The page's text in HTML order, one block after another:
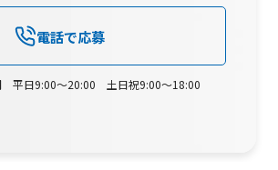
電話で応募
平日9:00～20:00 土日祝9:00～18:00